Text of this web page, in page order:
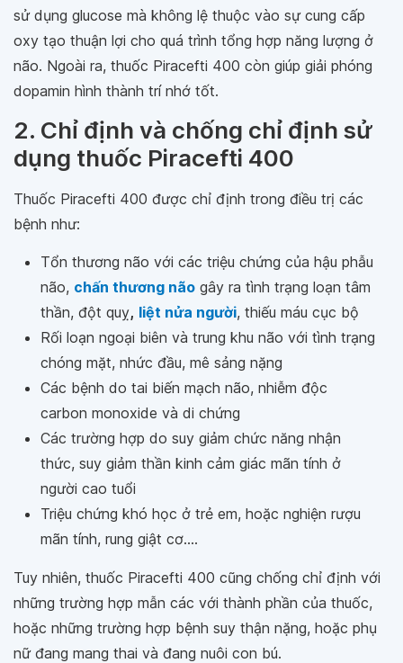
sử dụng glucose mà không lệ thuộc vào sự cung cấp
oxy tạo thuận lợi cho quá trình tổng hợp năng lượng ở
não. Ngoài ra, thuốc Piracefti 400 còn giúp giải phóng
dopamin hình thành trí nhớ tốt.
2. Chỉ định và chống chỉ định sử
dụng thuốc Piracefti 400
Thuốc Piracefti 400 được chỉ định trong điều trị các
bệnh như:
Tổn thương não với các triệu chứng của hậu phẫu
não, chấn thương não gây ra tình trạng loạn tâm
thần, đột quỵ, liệt nửa người, thiếu máu cục bộ
Rối loạn ngoại biên và trung khu não với tình trạng
chóng mặt, nhức đầu, mê sảng nặng
Các bệnh do tai biến mạch não, nhiễm độc
carbon monoxide và di chứng
Các trường hợp do suy giảm chức năng nhận
thức, suy giảm thần kinh cảm giác mãn tính ở
người cao tuổi
Triệu chứng khó học ở trẻ em, hoặc nghiện rượu
mãn tính, rung giật cơ....
Tuy nhiên, thuốc Piracefti 400 cũng chống chỉ định với
những trường hợp mẫn các với thành phần của thuốc,
hoặc những trường hợp bệnh suy thận nặng, hoặc phụ
nữ đang mang thai và đang nuôi con bú.